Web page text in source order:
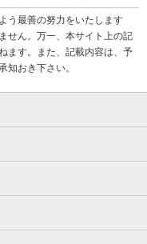
う最善の努力をいたします
せん。万一、本サイト上の記
ます。また、記載内容は、予
知おき下さい。